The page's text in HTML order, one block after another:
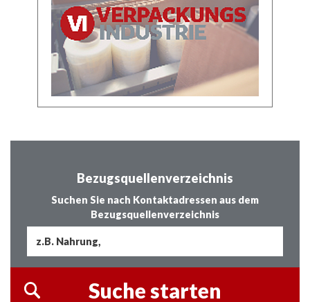
Bezugsquellenverzeichnis
Suchen Sie nach Kontaktadressen aus dem
Bezugsquellenverzeichnis